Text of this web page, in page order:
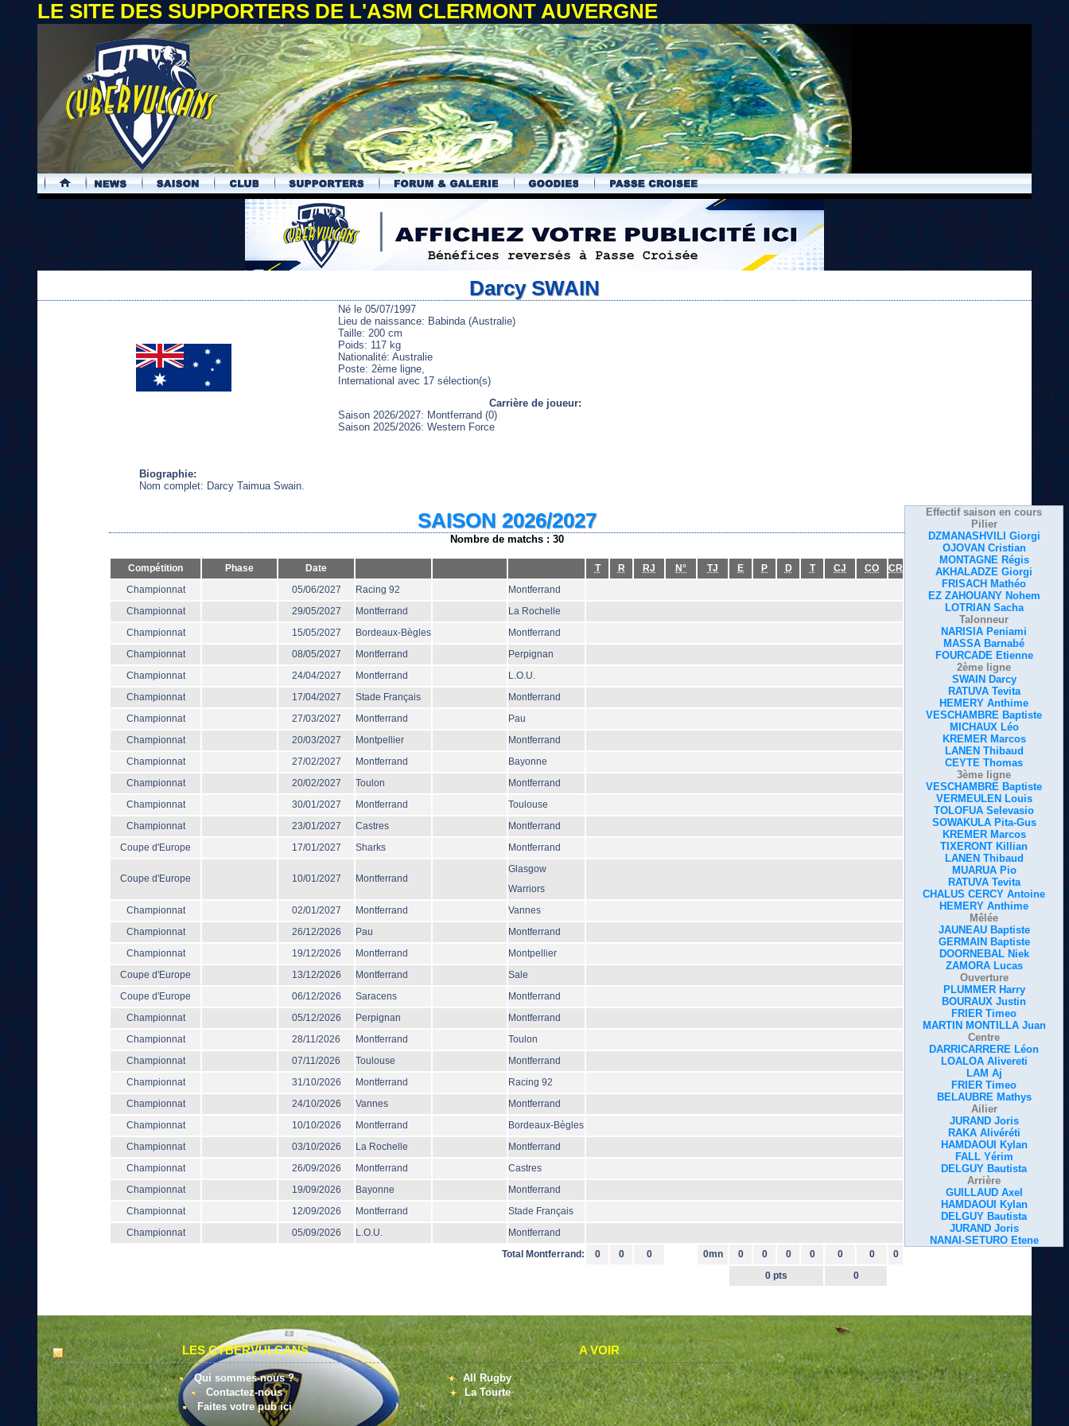
LE SITE DES SUPPORTERS DE L'ASM CLERMONT AUVERGNE
.
Darcy SWAIN
Né le 05/07/1997
Lieu de naissance: Babinda (Australie)
Taille: 200 cm
Poids: 117 kg
Nationalité: Australie
Poste: 2ème ligne,
International avec 17 sélection(s)
Carrière de joueur:
Saison 2026/2027: Montferrand (0)
Saison 2025/2026: Western Force
Biographie:
Nom complet: Darcy Taimua Swain.
Effectif saison en cours
Pilier
DZMANASHVILI Giorgi
OJOVAN Cristian
MONTAGNE Régis
AKHALADZE Giorgi
FRISACH Mathéo
EZ ZAHOUANY Nohem
LOTRIAN Sacha
Talonneur
NARISIA Peniami
MASSA Barnabé
FOURCADE Etienne
2ème ligne
SWAIN Darcy
RATUVA Tevita
HEMERY Anthime
VESCHAMBRE Baptiste
MICHAUX Léo
KREMER Marcos
LANEN Thibaud
CEYTE Thomas
3ème ligne
VESCHAMBRE Baptiste
VERMEULEN Louis
TOLOFUA Selevasio
SOWAKULA Pita-Gus
KREMER Marcos
TIXERONT Killian
LANEN Thibaud
MUARUA Pio
RATUVA Tevita
CHALUS CERCY Antoine
HEMERY Anthime
Mêlée
JAUNEAU Baptiste
GERMAIN Baptiste
DOORNEBAL Niek
ZAMORA Lucas
Ouverture
PLUMMER Harry
BOURAUX Justin
FRIER Timeo
MARTIN MONTILLA Juan
Centre
DARRICARRERE Léon
LOALOA Alivereti
LAM Aj
FRIER Timeo
BELAUBRE Mathys
Ailier
JURAND Joris
RAKA Alivéréti
HAMDAOUI Kylan
FALL Yérim
DELGUY Bautista
Arrière
GUILLAUD Axel
HAMDAOUI Kylan
DELGUY Bautista
JURAND Joris
NANAI-SETURO Etene
SAISON 2026/2027
Nombre de matchs : 30
Compétition Phase Date T R RJ N° TJ E P D T CJ CO
CR
Championnat
05/06/2027 Racing 92
Montferrand
Championnat
29/05/2027 Montferrand
La Rochelle
Championnat
15/05/2027 Bordeaux-Bègles
Montferrand
Championnat
08/05/2027 Montferrand
Perpignan
Championnat
24/04/2027 Montferrand
L.O.U.
Championnat
17/04/2027 Stade Français
Montferrand
Championnat
27/03/2027 Montferrand
Pau
Championnat
20/03/2027 Montpellier
Montferrand
Championnat
27/02/2027 Montferrand
Bayonne
Championnat
20/02/2027 Toulon
Montferrand
Championnat
30/01/2027 Montferrand
Toulouse
Championnat
23/01/2027 Castres
Montferrand
Coupe d'Europe
17/01/2027 Sharks Montferrand
Coupe d'Europe 10/01/2027 Montferrand
Glasgow
Warriors
Championnat
02/01/2027 Montferrand
Vannes
Championnat
26/12/2026 Pau
Montferrand
Championnat
19/12/2026 Montferrand
Montpellier
Coupe d'Europe
13/12/2026 Montferrand
Sale
Coupe d'Europe
06/12/2026 Saracens
Montferrand
Championnat
05/12/2026 Perpignan
Montferrand
Championnat
28/11/2026 Montferrand
Toulon
Championnat
07/11/2026 Toulouse
Montferrand
Championnat
31/10/2026 Montferrand
Racing 92
Championnat
24/10/2026 Vannes
Montferrand
Championnat
10/10/2026 Montferrand
Bordeaux-Bègles
Championnat
03/10/2026 La Rochelle
Montferrand
Championnat
26/09/2026 Montferrand
Castres
Championnat
19/09/2026 Bayonne
Montferrand
Championnat
12/09/2026 Montferrand
Stade Français
Championnat
05/09/2026 L.O.U.
Montferrand
Total Montferrand:
0 0 0 0mn 0 0 0 0 0 0
0
0 pts
0
LES CYBERVULCANS
Qui sommes-nous ?
Contactez-nous
Faites votre pub ici
A VOIR
All Rugby
La Tourte